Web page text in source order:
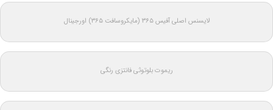
لایسنس اصلی آفیس ۳۶۵ (مایکروسافت ۳۶۵) اورجینال
ریموت بلوتوثی فانتزی رنگی